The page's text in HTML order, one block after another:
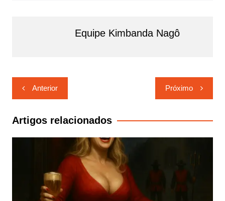
Equipe Kimbanda Nagô
Navegação
de
Post
Anterior Próximo
Artigos relacionados